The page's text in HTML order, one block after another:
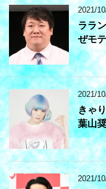
2021/
ララ
ぜモ
2021/
きゃ
葉山
2021/